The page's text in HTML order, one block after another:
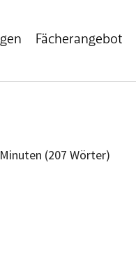
Fächerangebot
(207 Wörter)